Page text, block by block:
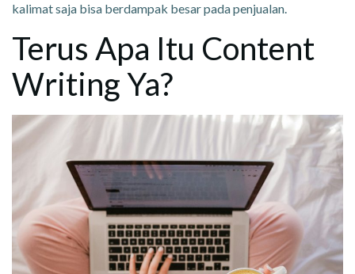
kalimat saja bisa berdampak besar pada penjualan.
Terus Apa Itu Content
Writing Ya?